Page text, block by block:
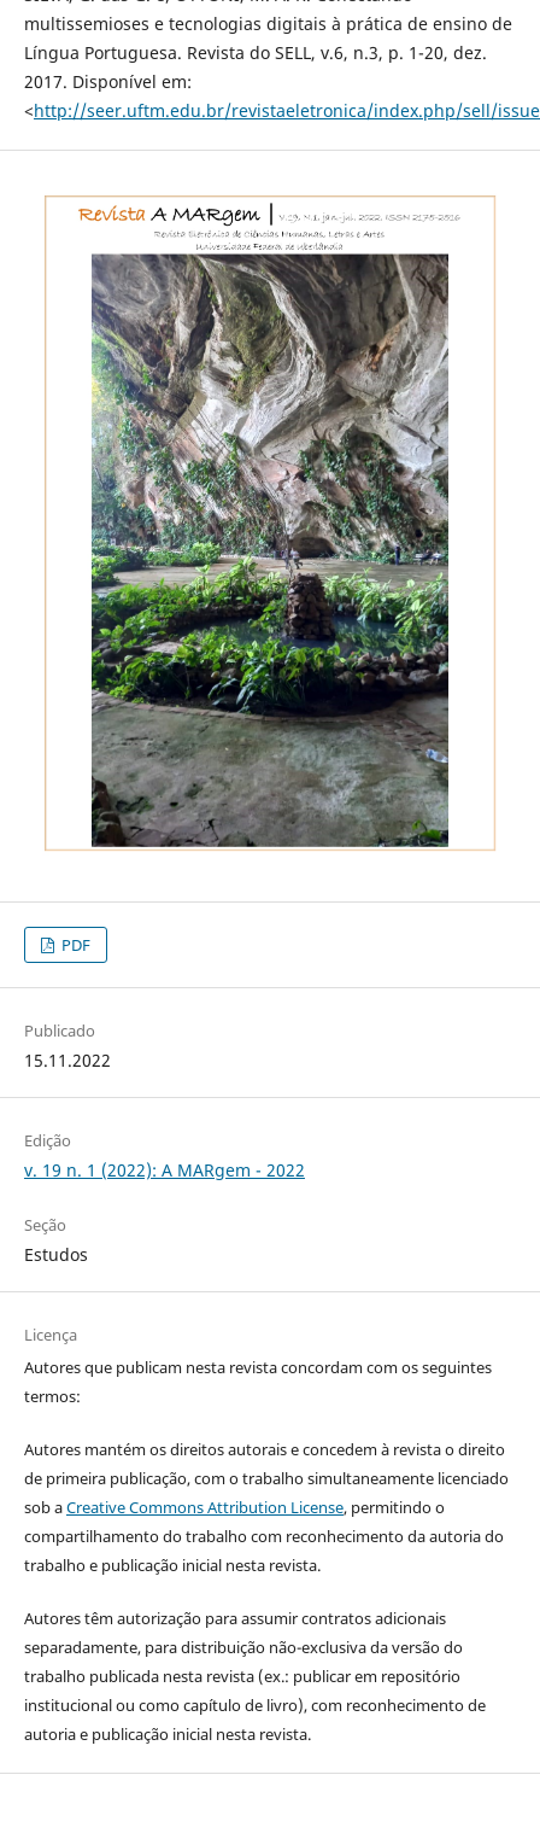
multissemioses e tecnologias digitais à prática de ensino de
Língua Portuguesa. Revista do SELL, v.6, n.3, p. 1-20, dez.
2017. Disponível em:
<http://seer.uftm.edu.br/revistaeletronica/index.php/sell/
PDF
Publicado
15.11.2022
Edição
v. 19 n. 1 (2022): A MARgem - 2022
Seção
Estudos
Licença
Autores que publicam nesta revista concordam com os seguintes
termos:
Autores mantém os direitos autorais e concedem à revista o direito
de primeira publicação, com o trabalho simultaneamente licenciado
sob aCreative Commons Attribution License, permitindo o
compartilhamento do trabalho com reconhecimento da autoria do
trabalho e publicação inicial nesta revista.
Autores têm autorização para assumir contratos adicionais
separadamente, para distribuição não-exclusiva da versão do
trabalho publicada nesta revista (ex.: publicar em repositório
institucional ou como capítulo de livro), com reconhecimento de
autoria e publicação inicial nesta revista.